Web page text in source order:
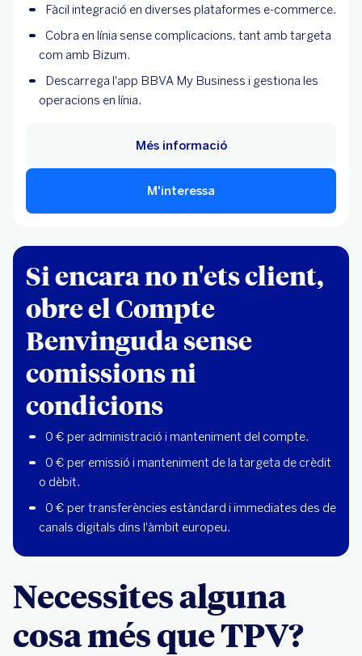
Fàcil integració en diverses plataformes e-commerce.
Cobra en línia sense complicacions, tant amb targeta
com amb Bizum.
Descarrega l'app BBVA My Business i gestiona les
operacions en línia.
M'interessa
Més informació
Si encara no n'ets client,
obre el Compte
Benvinguda sense
comissions ni
condicions
0 € per administració i manteniment del compte.
0 € per emissió i manteniment de la targeta de crèdit
o dèbit.
0 € per transferències estàndard i immediates des de
canals digitals dins l'àmbit europeu.
Necessites alguna
cosa més que TPV?